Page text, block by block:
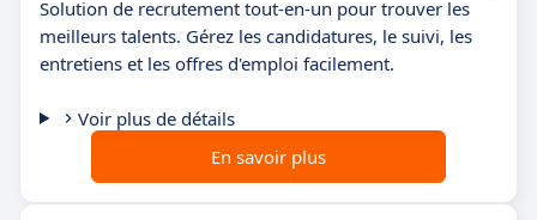
Solution de recrutement tout-en-un pour trouver les
meilleurs talents. Gérez les candidatures, le suivi, les
entretiens et les offres d'emploi facilement.
Voir plus de détails
En savoir plus